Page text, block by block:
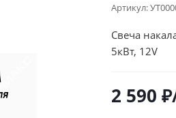
Артикул:
Свеча
5кВт, 12V
2 590 ₽